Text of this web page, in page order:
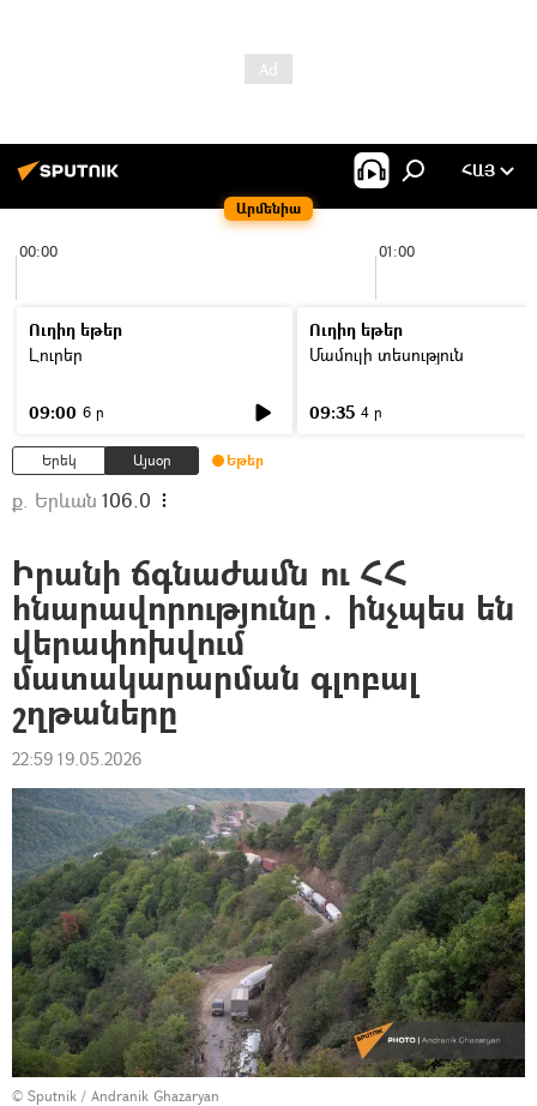
Արմենիա
ՀԱՅ
00:00 01:00
Ուղիղ եթեր
Լուրեր
09:00 6 ր
Ուղիղ եթեր
Մամուլի տեսություն
09:35 4 ր
Երեկ Այսօր Եթեր
ք. Երևան 106.0
Իրանի ճգնաժամն ու ՀՀ
հնարավորությունը․ ինչպես են
վերափոխվում
մատակարարման գլոբալ
շղթաները
22:59 19.05.2026
© Sputnik / Andranik Ghazaryan